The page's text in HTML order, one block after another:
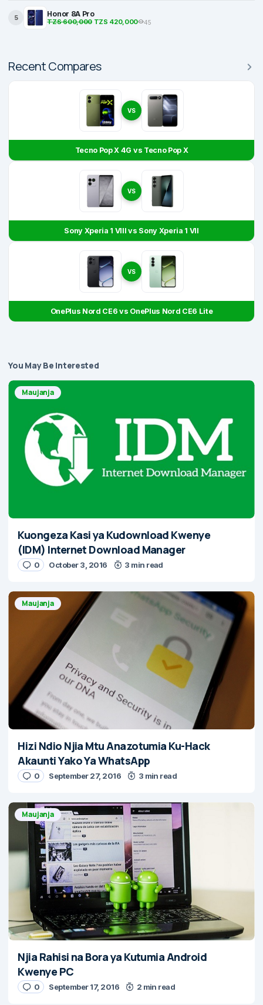
5 Honor 8A Pro
TZS 600,000TZS 420,000 45
Recent Compares
VS
Tecno Pop X 4G vs Tecno Pop X
VS
Sony Xperia 1 VIII vs Sony Xperia 1 VII
VS
OnePlus Nord CE6 vs OnePlus Nord CE6 Lite
You May Be Interested
Maujanja
Kuongeza Kasi ya Kudownload Kwenye
(IDM) Internet Download Manager
0 October 3, 2016 3 min read
Maujanja
Hizi Ndio Njia Mtu Anazotumia Ku-Hack
Akaunti Yako Ya WhatsApp
0 September 27, 2016 3 min read
Maujanja
Njia Rahisi na Bora ya Kutumia Android
Kwenye PC
0 September 17, 2016 2 min read